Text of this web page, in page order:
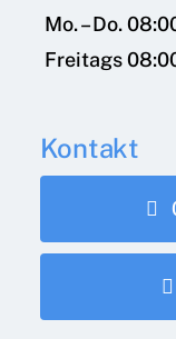
Mo. – Do.
Freitags
Kontakt